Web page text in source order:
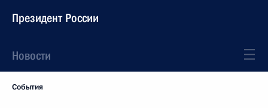
Президент России
Новости
События